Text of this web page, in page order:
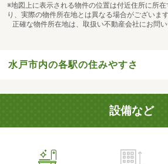
※地図上に表示される物件の位置は付近住所に所
り、実際の物件所在地とは異なる場合がございます
正確な物件所在地は、取扱い不動産会社にお問い
水戸市内の各駅の住みやすさ
設備など